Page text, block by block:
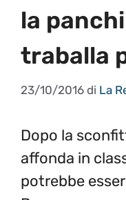
la
traballa
23/10/2016 di La
Dopo la
affonda in
potrebbe